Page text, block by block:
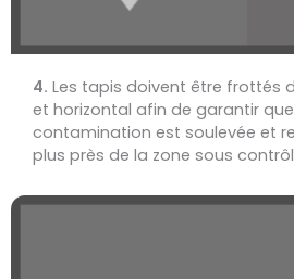
4. Les tapis doivent être frottés
et horizontal afin de garantir
contamination est soulevée et
plus près de la zone sous